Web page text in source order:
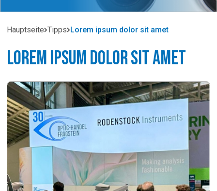
Hauptseite Tipps Lorem ipsum dolor sit amet
Lorem ipsum dolor sit amet